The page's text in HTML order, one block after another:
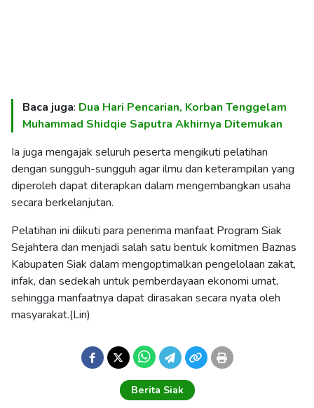
Baca juga: Dua Hari Pencarian, Korban Tenggelam
Muhammad Shidqie Saputra Akhirnya Ditemukan
Ia juga mengajak seluruh peserta mengikuti pelatihan
dengan sungguh-sungguh agar ilmu dan keterampilan yang
diperoleh dapat diterapkan dalam mengembangkan usaha
secara berkelanjutan.
Pelatihan ini diikuti para penerima manfaat Program Siak
Sejahtera dan menjadi salah satu bentuk komitmen Baznas
Kabupaten Siak dalam mengoptimalkan pengelolaan zakat,
infak, dan sedekah untuk pemberdayaan ekonomi umat,
sehingga manfaatnya dapat dirasakan secara nyata oleh
masyarakat.(Lin)
Berita Siak